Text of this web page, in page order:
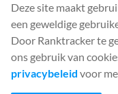
Ranktracker Ltd
144A Clerkenwell Rd
London, EC1R 5DF
Company No:
Deze site maakt
een geweldige
Door Ranktracker te
ons gebruik van
privacybeleid voor